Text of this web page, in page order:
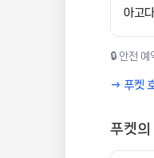
아고다
🔒 안전 예
→ 푸켓
푸켓의